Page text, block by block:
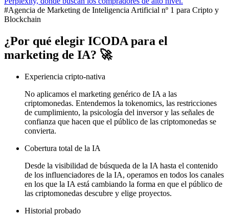
#Agencia de Marketing de Inteligencia Artificial nº 1 para Cripto y
Blockchain
¿Por qué elegir ICODA para el
marketing de IA? 🚀
Experiencia cripto-nativa
No aplicamos el marketing genérico de IA a las
criptomonedas. Entendemos la tokenomics, las restricciones
de cumplimiento, la psicología del inversor y las señales de
confianza que hacen que el público de las criptomonedas se
convierta.
Cobertura total de la IA
Desde la visibilidad de búsqueda de la IA hasta el contenido
de los influenciadores de la IA, operamos en todos los canales
en los que la IA está cambiando la forma en que el público de
las criptomonedas descubre y elige proyectos.
Historial probado